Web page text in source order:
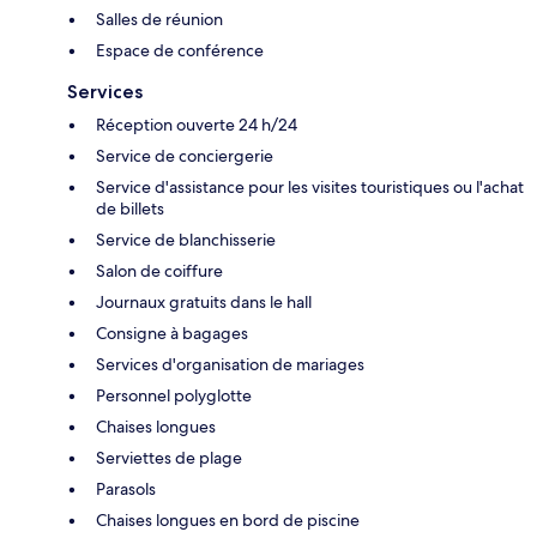
Salles de réunion
Espace de conférence
Services
Réception ouverte 24 h/24
Service de conciergerie
Service d'assistance pour les visites touristiques ou l'achat
de billets
Service de blanchisserie
Salon de coiffure
Journaux gratuits dans le hall
Consigne à bagages
Services d'organisation de mariages
Personnel polyglotte
Chaises longues
Serviettes de plage
Parasols
Chaises longues en bord de piscine